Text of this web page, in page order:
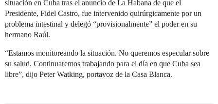
situación en Cuba tras el anuncio de La Habana de que el
Presidente, Fidel Castro, fue intervenido quirúrgicamente por un
problema intestinal y delegó “provisionalmente” el poder en su
hermano Raúl.
“Estamos monitoreando la situación. No queremos especular sobre
su salud. Continuaremos trabajando para el día en que Cuba sea
libre”, dijo Peter Watking, portavoz de la Casa Blanca.